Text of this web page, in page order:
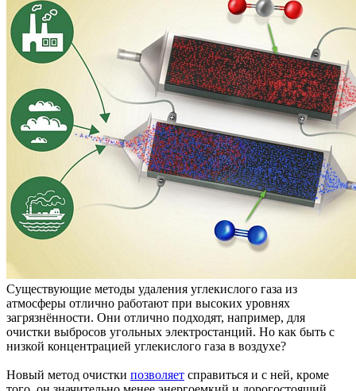
Существующие методы удаления углекислого газа из
атмосферы отлично работают при высоких уровнях
загрязнённости. Они отлично подходят, например, для
очистки выбросов угольных электростанций. Но как быть с
низкой концентрацией углекислого газа в воздухе?
Новый метод очистки позволяет справиться и с ней, кроме